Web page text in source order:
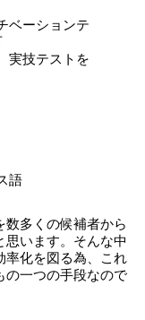
ベーションテ
実技テストを
語
数多くの候補者から
思います。そんな中
率化を図る為、これ
の一つの手段なので